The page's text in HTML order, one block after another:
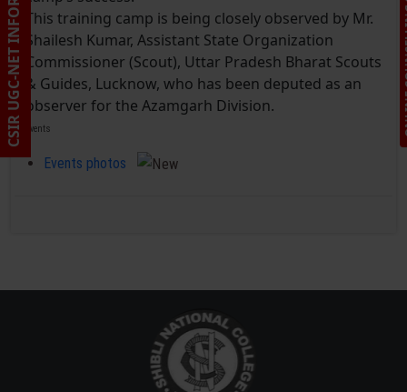
This training camp is being closely observed by Mr.
Shailesh Kumar, Assistant State Organization
Commissioner (Scout), Uttar Pradesh Bharat Scouts
& Guides, Lucknow, who has been deputed as an
observer for the Azamgarh Division.
Events
Events photos
CSIR UGC-NET INFORMATION